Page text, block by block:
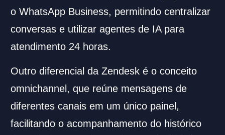
o WhatsApp Business, permitindo centralizar
conversas e utilizar agentes de IA para
atendimento 24 horas.
Outro diferencial da Zendesk é o conceito
omnichannel, que reúne mensagens de
diferentes canais em um único painel,
facilitando o acompanhamento do histórico